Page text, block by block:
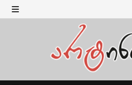
Skip
to MENU